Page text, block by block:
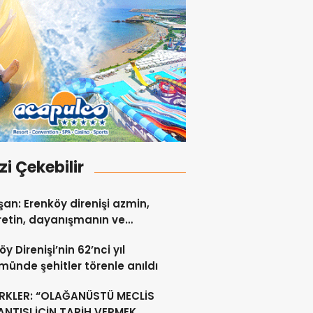
Çekebilir
Erenköy direnişi azmin,
dayanışmanın ve
Direnişi’nin 62’nci yıl
şehitler törenle anıldı
“OLAĞANÜSTÜ MECLİS